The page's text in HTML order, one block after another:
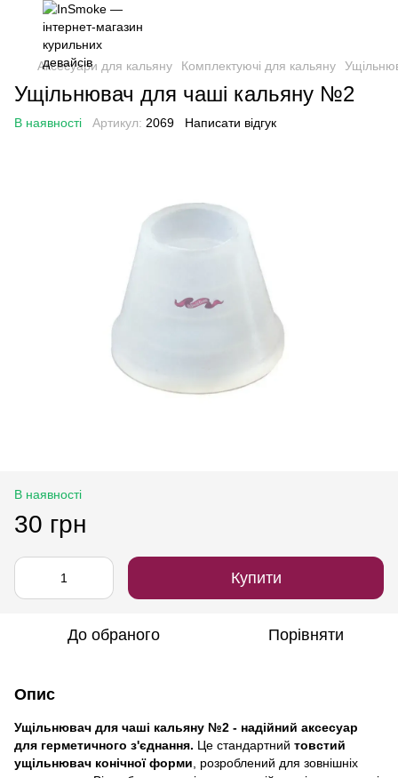
Аксесуари для кальяну Комплектуючі для кальяну
Ущільнювач для чаші кальяну №2
В наявності Артикул: 2069 Написати відгук
В наявності
30 грн
Купити
До обраного Порівняти
Опис
Ущільнювач для чаші кальяну №2 - надійний аксесуар
для герметичного з'єднання. Це стандартний товстий
ущільнювач конічної форми , розроблений для зовнішніх